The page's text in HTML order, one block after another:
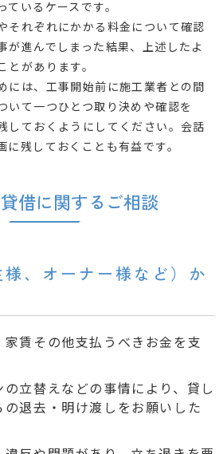
いるケースです。
それぞれにかかる料金について確認
が進んでしまった結果、上述したよ
があります。
には、工事開始前に施工業者との間
いて一つひとつ取り決めや確認を
しておくようにしてください。会話
残しておくことも有益です。
借に関するご相談
、オーナー様など）か
賃その他支払うべきお金を支
立替えなどの事情により、貸し
退去・明け渡しをお願いした